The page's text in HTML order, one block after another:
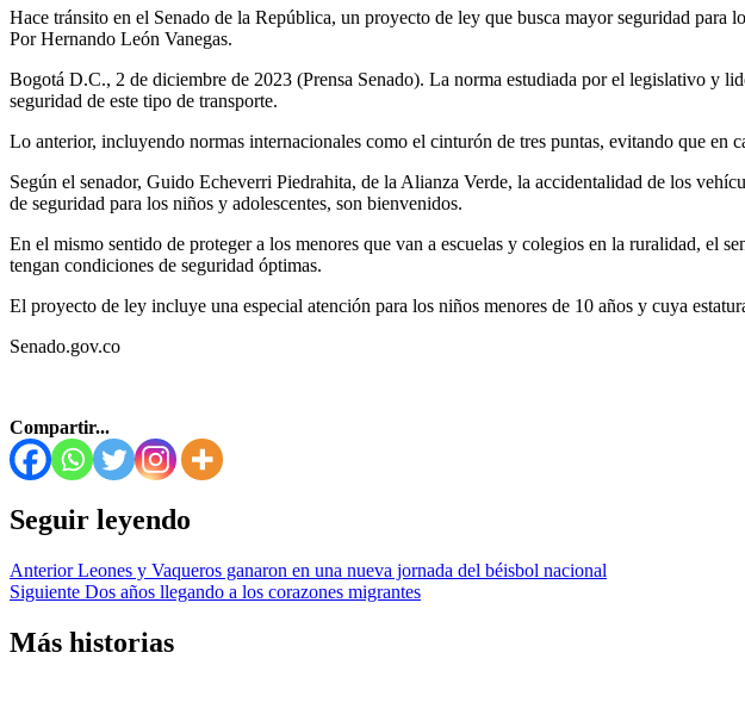
Hace tránsito en el Senado de la República, un proyecto de ley que busca mayor seguridad para
Por Hernando León Vanegas.
Bogotá D.C., 2 de diciembre de 2023 (Prensa Senado). La norma estudiada por el legislativo y
seguridad de este tipo de transporte.
Lo anterior, incluyendo normas internacionales como el cinturón de tres puntas, evitando que en
Según el senador, Guido Echeverri Piedrahita, de la Alianza Verde, la accidentalidad de los
de seguridad para los niños y adolescentes, son bienvenidos.
En el mismo sentido de proteger a los menores que van a escuelas y colegios en la ruralidad, el
tengan condiciones de seguridad óptimas.
El proyecto de ley incluye una especial atención para los niños menores de 10 años y cuya
Senado.gov.co
Compartir...
Seguir leyendo
AnteriorLeones y Vaqueros ganaron en una nueva jornada del béisbol nacional
Siguiente Dos años llegando a los corazones migrantes
Más historias